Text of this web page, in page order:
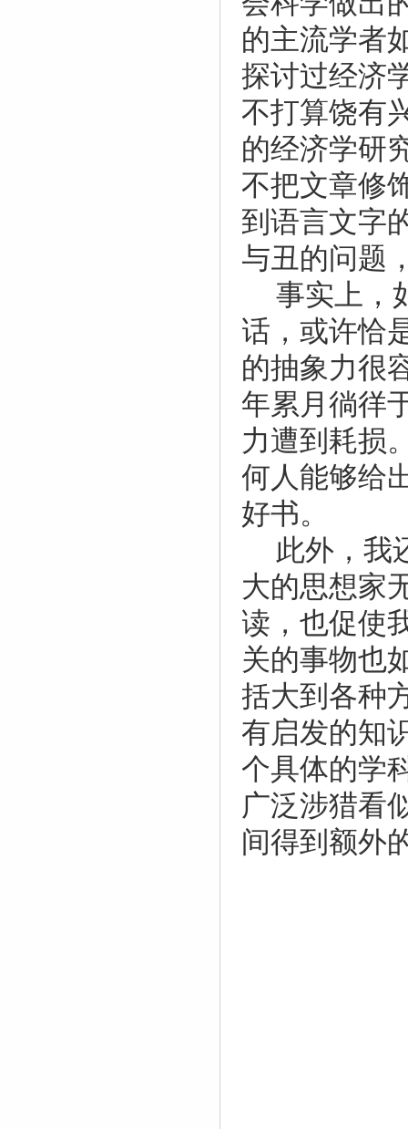
的主流学者
探讨过经济
不打算饶有
的经济学研
不把文章修
到语言文字
与丑的问题
事实上，
话，或许恰
的抽象力很
年累月徜徉
力遭到耗损
何人能够给
好书。
此外，我
大的思想家
读，也促使
关的事物也
括大到各种
有启发的知
个具体的学
广泛涉猎看
间得到额外